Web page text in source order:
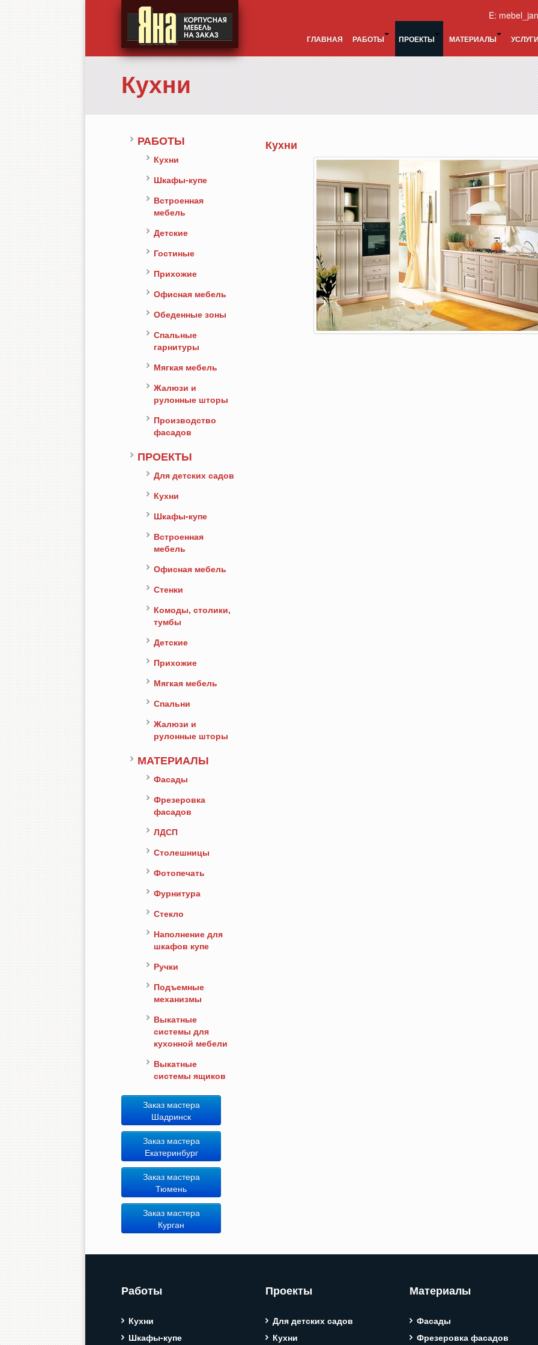
E:
ГЛАВНАЯ РАБОТЫ ПРОЕКТЫ МАТЕРИАЛЫ УСЛУГИ
Кухни
РАБОТЫ
Кухни
Шкафы-купе
Встроенная
мебель
Детские
Гостиные
Прихожие
Офисная мебель
Обеденные зоны
Спальные
гарнитуры
Мягкая мебель
Жалюзи и
рулонные шторы
Производство
фасадов
ПРОЕКТЫ
Для детских садов
Кухни
Шкафы-купе
Встроенная
мебель
Офисная мебель
Стенки
Комоды, столики,
тумбы
Детские
Прихожие
Мягкая мебель
Спальни
Жалюзи и
рулонные шторы
МАТЕРИАЛЫ
Фасады
Фрезеровка
фасадов
ЛДСП
Столешницы
Фотопечать
Фурнитура
Стекло
Наполнение для
шкафов купе
Ручки
Подъемные
механизмы
Выкатные
системы для
кухонной мебели
Выкатные
системы ящиков
Заказ мастера
Шадринск
Заказ мастера
Екатеринбург
Заказ мастера
Тюмень
Заказ мастера
Курган
Кухни
Работы
Кухни
Шкафы-купе
Проекты
Для детских садов
Кухни
Материалы
Фасады
Фрезеровка фасадов